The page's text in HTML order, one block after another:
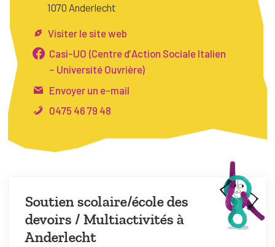
Soutien scolaire/école des
devoirs / Multiactivités à
Anderlecht
1070 Anderlecht
Visiter le site web
Casi-UO (Centre d’Action Sociale Italien
– Université Ouvrière)
Envoyer un e-mail
0475 46 79 48